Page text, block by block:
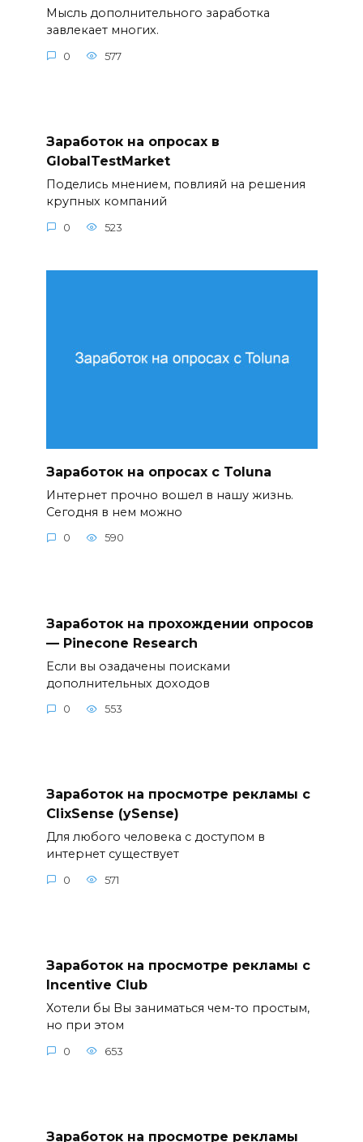
Мысль дополнительного заработка
завлекает многих.
0 577
Заработок на опросах в
GlobalTestMarket
Поделись мнением, повлияй на решения
крупных компаний
0 523
Заработок на опросах с Toluna
Интернет прочно вошел в нашу жизнь.
Сегодня в нем можно
0 590
Заработок на прохождении опросов
— Pinecone Research
Если вы озадачены поисками
дополнительных доходов
0 553
Заработок на просмотре рекламы с
ClixSense (ySense)
Для любого человека с доступом в
интернет существует
0 571
Заработок на просмотре рекламы с
Incentive Club
Хотели бы Вы заниматься чем-то простым,
но при этом
0 653
Заработок на просмотре рекламы